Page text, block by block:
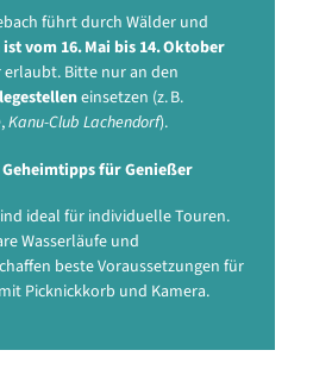
führt durch Wälder und
vom 16. Mai bis 14. Oktober
erlaubt. Bitte nur an den
einsetzen (z. B.
,Kanu-Club Lachendorf).
Geheimtipps für Genießer
ideal für individuelle Touren.
Wasserläufe und
beste Voraussetzungen für
Picknickkorb und Kamera.